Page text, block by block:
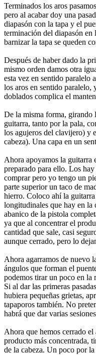
Terminados los aros
pero al acabar doy una
diapasón con la tapa y el
terminación del diapasón en
barnizar la tapa se queden
Después de haber dado la
mismo orden damos otra
esta vez en sentido paralelo
los aros en sentido paralelo,
doblados complica el
De la misma forma, girando
guitarra, tanto por la pala,
los agujeros del clavijero) y
cabeza). Una capa en un
Ahora apoyamos la guitarra
preparado para ello. Los
comprar pero yo tengo un
parte superior un taco de
hierro. Coloco ahí la
longitudinales que hay en la
abanico de la pistola
ya que al concentrar el
cantidad que sale, casi
aunque cerrado, pero lo
Ahora agarramos de nuevo
ángulos que forman el
podemos tirar un poco en la
Si al dar las primeras
hubiera pequeñas grietas,
tapaporos también. No
habrá que dar varias
Ahora que hemos cerrado
producto más concentrada,
de la cabeza. Un poco por